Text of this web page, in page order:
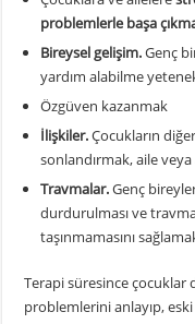
problemlerle başa
Bireysel gelişim.Genç
yardım alabilme
Özgüven kazanmak
İlişkiler.Çocukların
sonlandırmak, aile
Travmalar.Genç
durdurulması ve
taşınmamasını
Terapi süresince çocuklar
problemlerini anlayıp,